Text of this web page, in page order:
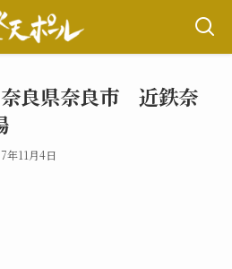
良県奈良市 近鉄奈
年11月4日